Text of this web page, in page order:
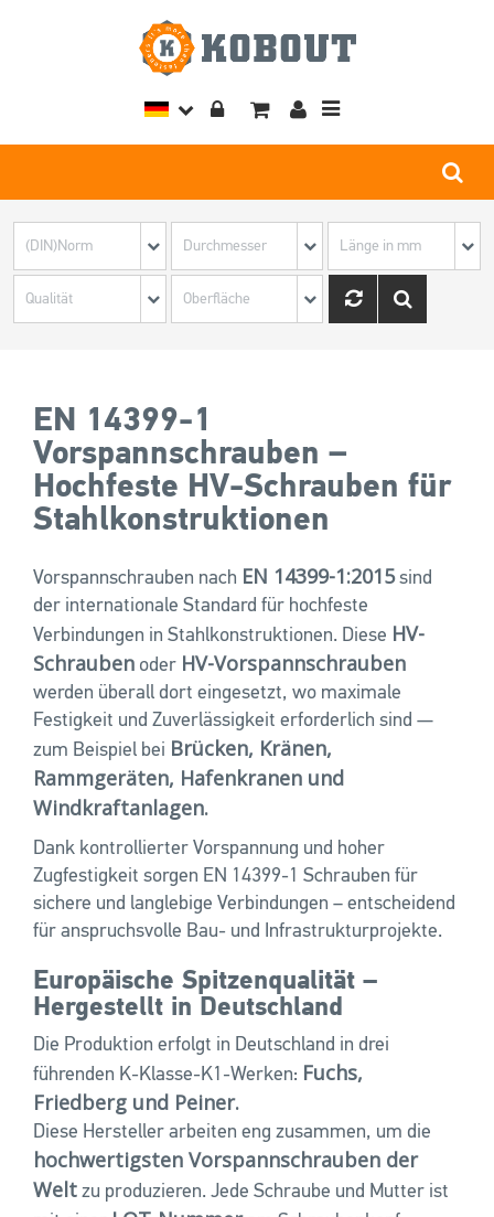
Toggle
EN 14399-1
Vorspannschrauben –
Hochfeste HV-Schrauben für
Stahlkonstruktionen
Vorspannschrauben nach EN 14399-1:2015sind
der internationale Standard für hochfeste
Verbindungen in Stahlkonstruktionen. Diese HV-
Schrauben oder HV-Vorspannschrauben
werden überall dort eingesetzt, wo maximale
Festigkeit und Zuverlässigkeit erforderlich sind —
zum Beispiel bei Brücken, Kränen,
Rammgeräten, Hafenkranen und
Windkraftanlagen.
Dank kontrollierter Vorspannung und hoher
Zugfestigkeit sorgen EN 14399-1 Schrauben für
sichere und langlebige Verbindungen – entscheidend
für anspruchsvolle Bau- und Infrastrukturprojekte.
Europäische Spitzenqualität –
Hergestellt in Deutschland
Die Produktion erfolgt in Deutschland in drei
führenden K-Klasse-K1-Werken: Fuchs,
Friedberg und Peiner.
Diese Hersteller arbeiten eng zusammen, um die
hochwertigsten Vorspannschrauben der
Welt zu produzieren. Jede Schraube und Mutter ist